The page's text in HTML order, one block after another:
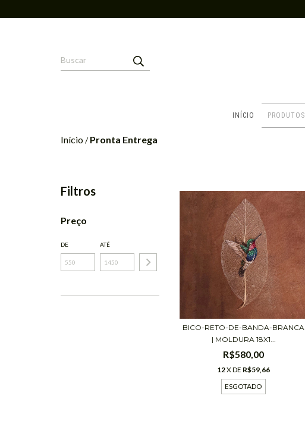
INÍCIO PRODUTOS
Início/ Pronta Entrega
Filtros
Preço
DE ATÉ
BICO-RETO-DE-BANDA-BRANCA
| MOLDURA 18X1...
R$580,00
12X DE R$59,66
ESGOTADO